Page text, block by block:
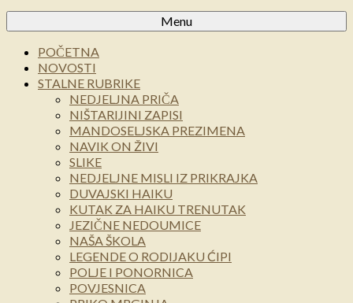
Menu
POČETNA
NOVOSTI
STALNE RUBRIKE
NEDJELJNA PRIČA
NIŠTARIJINI ZAPISI
MANDOSELJSKA PREZIMENA
NAVIK ON ŽIVI
SLIKE
NEDJELJNE MISLI IZ PRIKRAJKA
DUVAJSKI HAIKU
KUTAK ZA HAIKU TRENUTAK
JEZIČNE NEDOUMICE
NAŠA ŠKOLA
LEGENDE O RODIJAKU ĆIPI
POLJE I PONORNICA
POVJESNICA